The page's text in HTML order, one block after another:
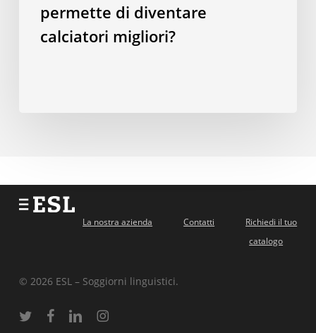
permette di diventare
calciatori migliori?
La nostra azienda Contatti
Richiedi il tuo
catalogo
© 2026 ESL – Soggiorni linguistici.
twitterfacebooklinkedininstagram